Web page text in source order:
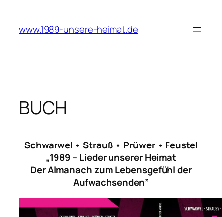
springen
www.1989-unsere-heimat.de
BUCH
Schwarwel • Strauß • Prüwer • Feustel
„1989 – Lieder unserer Heimat
Der Almanach zum Lebensgefühl der
Aufwachsenden”